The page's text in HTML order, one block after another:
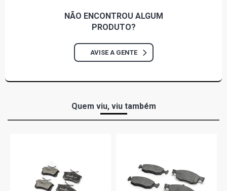
NÃO ENCONTROU ALGUM
PRODUTO?
AVISE A GENTE
Quem viu, viu também